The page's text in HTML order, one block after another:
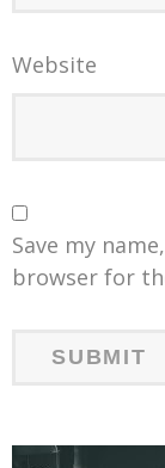
Website
Save my
browser for